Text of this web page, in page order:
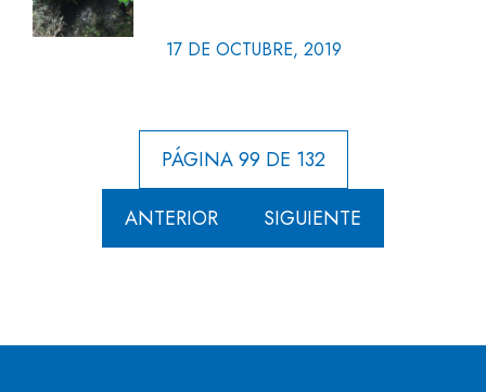
17 DE OCTUBRE, 2019
PÁGINA 99 DE 132
ANTERIOR SIGUIENTE